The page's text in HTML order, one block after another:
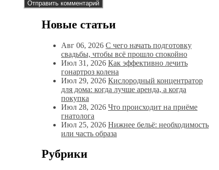
Новые статьи
Авг 06, 2026 С чего начать подготовку
свадьбы, чтобы всё прошло спокойно
Июл 31, 2026 Как эффективно лечить
гонартроз колена
Июл 29, 2026 Кислородный концентратор
для дома: когда лучше аренда, а когда
покупка
Июл 28, 2026 Что происходит на приёме
гнатолога
Июл 25, 2026 Нижнее бельё: необходимость
или часть образа
Рубрики